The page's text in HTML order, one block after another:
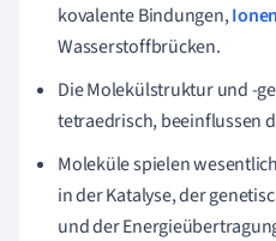
kovalente Bindungen,
Wasserstoffbrücken.
Die Molekülstruktur und -
tetraedrisch, beeinflussen
Moleküle spielen
in der Katalyse, der
und der